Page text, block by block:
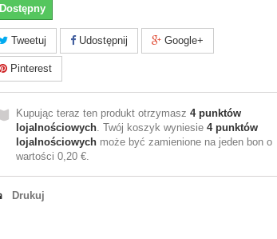
Dostępny
Tweetuj Udostępnij Google+
Pinterest
Kupując teraz ten produkt otrzymasz 4punktów
lojalnościowych. Twój koszyk wyniesie 4punktów
lojalnościowych może być zamienione na jeden bon o
wartości 0,20 €.
Drukuj